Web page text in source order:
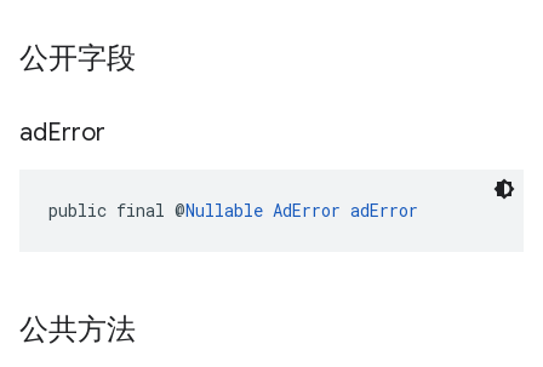
公开字段
adError
public final @Nullable AdError adError
公共方法